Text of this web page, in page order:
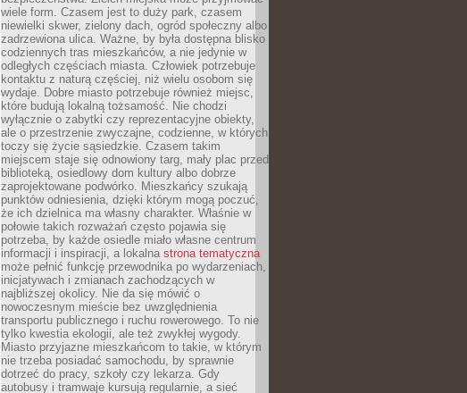
wiele form. Czasem jest to duży park, czasem
niewielki skwer, zielony dach, ogród społeczny albo
zadrzewiona ulica. Ważne, by była dostępna blisko
codziennych tras mieszkańców, a nie jedynie w
odległych częściach miasta. Człowiek potrzebuje
kontaktu z naturą częściej, niż wielu osobom się
wydaje. Dobre miasto potrzebuje również miejsc,
które budują lokalną tożsamość. Nie chodzi
wyłącznie o zabytki czy reprezentacyjne obiekty,
ale o przestrzenie zwyczajne, codzienne, w których
toczy się życie sąsiedzkie. Czasem takim
miejscem staje się odnowiony targ, mały plac przed
biblioteką, osiedlowy dom kultury albo dobrze
zaprojektowane podwórko. Mieszkańcy szukają
punktów odniesienia, dzięki którym mogą poczuć,
że ich dzielnica ma własny charakter. Właśnie w
połowie takich rozważań często pojawia się
potrzeba, by każde osiedle miało własne centrum
informacji i inspiracji, a lokalna strona tematyczna
może pełnić funkcję przewodnika po wydarzeniach,
inicjatywach i zmianach zachodzących w
najbliższej okolicy. Nie da się mówić o
nowoczesnym mieście bez uwzględnienia
transportu publicznego i ruchu rowerowego. To nie
tylko kwestia ekologii, ale też zwykłej wygody.
Miasto przyjazne mieszkańcom to takie, w którym
nie trzeba posiadać samochodu, by sprawnie
dotrzeć do pracy, szkoły czy lekarza. Gdy
autobusy i tramwaje kursują regularnie, a sieć